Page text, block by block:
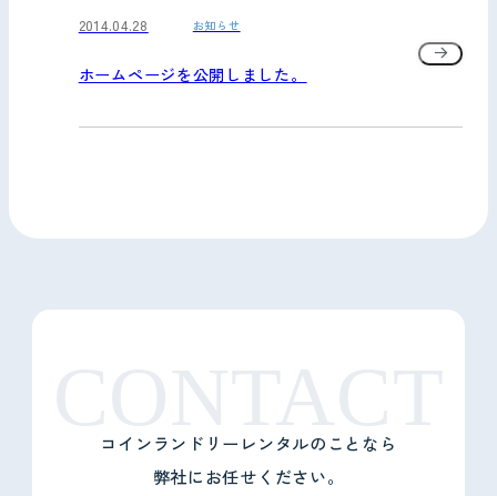
2014.04.28 お知らせ
ホームページを公開しました。
コインランドリーレンタルのことなら
弊社にお任せください。